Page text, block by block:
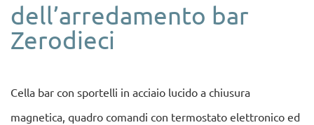
dell’arredamento bar
Zerodieci
Cella bar con sportelli in acciaio lucido a chiusura
magnetica, quadro comandi con termostato elettronico ed